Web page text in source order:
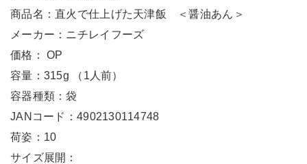
商品名：直火で仕上げた天津飯 ＜醤油あん＞
メーカー：ニチレイフーズ
価格： OP
容量：315g （1人前）
容器種類：袋
JANコード：4902130114748
荷姿：10
サイズ展開：